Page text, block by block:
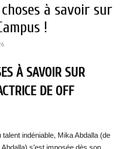
à savoir sur
!
À SAVOIR SUR
DE OFF
indéniable, Mika Abdalla (de
s’est imposée dès son